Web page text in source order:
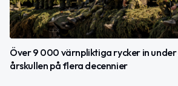
Över 9 000 värnpliktiga rycker in
årskullen på flera decennier